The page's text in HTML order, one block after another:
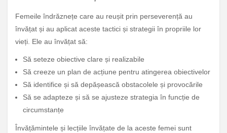
Femeile îndrăznețe care au reușit prin perseverență au
învățat și au aplicat aceste tactici și strategii în propriile lor
vieți. Ele au învățat să:
Să seteze obiective clare și realizabile
Să creeze un plan de acțiune pentru atingerea obiectivelor
Să identifice și să depășească obstacolele și provocările
Să se adapteze și să se ajusteze strategia în funcție de
circumstanțe
Învățămintele și lecțiile învățate de la aceste femei sunt